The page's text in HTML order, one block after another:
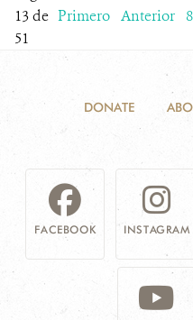
13 de
51
Primero Anterior 8
DONATE
FACEBOOK INSTAGRAM